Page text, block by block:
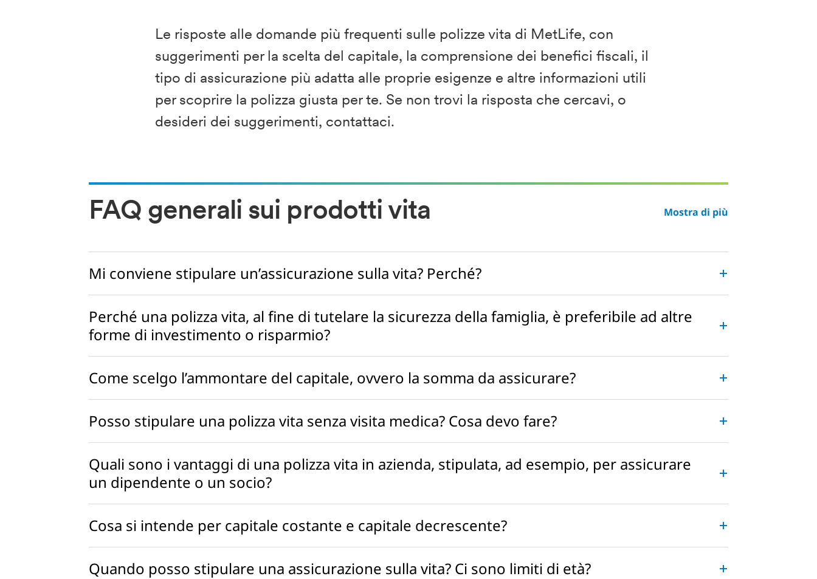
Le risposte alle domande più frequenti sulle polizze vita di MetLife, con
suggerimenti per la scelta del capitale, la comprensione dei benefici fiscali, il
tipo di assicurazione più adatta alle proprie esigenze e altre informazioni utili
per scoprire la polizza giusta per te. Se non trovi la risposta che cercavi, o
desideri dei suggerimenti, contattaci.
FAQ generali sui prodotti vita Mostra di più
Mi conviene stipulare un’assicurazione sulla vita? Perché?
Perché una polizza vita, al fine di tutelare la sicurezza della famiglia, è preferibile ad altre
forme di investimento o risparmio?
Come scelgo l’ammontare del capitale, ovvero la somma da assicurare?
Posso stipulare una polizza vita senza visita medica? Cosa devo fare?
Quali sono i vantaggi di una polizza vita in azienda, stipulata, ad esempio, per assicurare
un dipendente o un socio?
Cosa si intende per capitale costante e capitale decrescente?
Quando posso stipulare una assicurazione sulla vita? Ci sono limiti di età?